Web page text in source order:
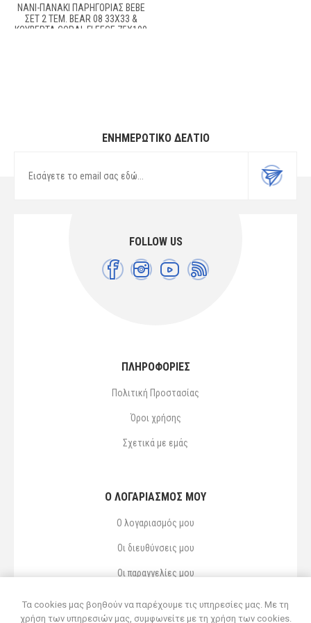
ΝΆΝΙ-ΠΑΝΆΚΙ ΠΑΡΗΓΟΡΙΆΣ BEBE
ΣΕΤ 2 ΤΕΜ. BEAR 08 33X33 &
ΚΟΥΒΈΡΤΑ CORAL FLEECE 75X100
ΕΝΗΜΕΡΩΤΙΚΌ ΔΕΛΤΊΟ
FOLLOW US
ΠΛΗΡΟΦΟΡΙΕΣ
Πολιτική Προστασίας
Όροι χρήσης
Σχετικά με εμάς
Ο ΛΟΓΑΡΙΑΣΜΌΣ ΜΟΥ
Ο λογαριασμός μου
Οι διευθύνσεις μου
Οι παραγγελίες μου
Αγαπημένα
Τα cookies μας βοηθούν να παρέχουμε τις υπηρεσίες μας. Με τη
χρήση των υπηρεσιών μας, συμφωνείτε με τη χρήση των cookies.